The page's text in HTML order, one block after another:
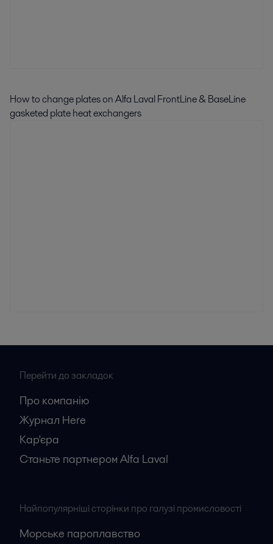
How to change plates on Alfa Laval FrontLine & BaseLine
gasketed plate heat exchangers
Перейти до закладок
Про компанію
Журнал Here
Кар'єрa
Станьте партнером Alfa Laval
Найпопулярніші сторінки про галузі промисловості
Морське пароплавство